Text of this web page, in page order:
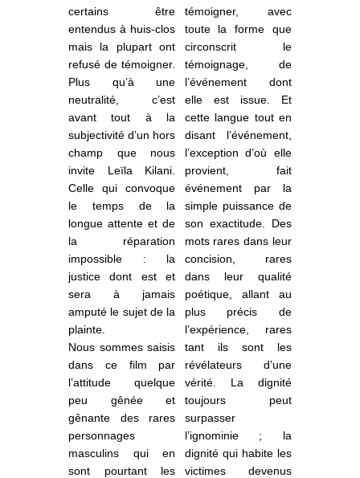
certains être
entendus à huis-clos
mais la plupart ont
refusé de témoigner.
Plus qu’à une
neutralité, c’est
avant tout à la
subjectivité d’un hors
champ que nous
invite Leïla Kilani
Celle qui convoque
le temps de la
longue attente et de
la réparation
impossible : la
justice dont est et
sera à jamais
amputé le sujet de la
plainte.
Nous sommes saisis
dans ce film par
l’attitude quelque
peu gênée et
gênante des rares
personnages
masculins qui en
sont pourtant les
témoigner, avec
toute la forme que
circonscrit le
témoignage, de
l’événement dont
elle est issue. Et
cette langue tout en
disant l’événement,
l’exception d’où elle
provient, fait
événement par la
simple puissance de
son exactitude. Des
mots rares dans leur
concision, rares
dans leur qualité
poétique, allant au
plus précis de
l’expérience, rares
tant ils sont les
révélateurs d’une
vérité. La dignité
toujours peut
surpasser
l’ignominie ; la
dignité qui habite les
victimes devenus